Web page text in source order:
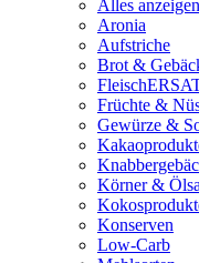
Alles
Aronia
Aufstriche
Brot &
Früchte &
Gewürze &
Körner &
Konserven
Low-Carb